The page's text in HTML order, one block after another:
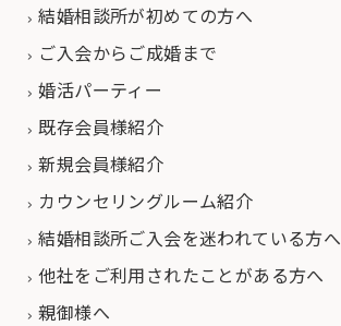
結婚相談所が初めての方へ
ご入会からご成婚まで
婚活パーティー
既存会員様紹介
新規会員様紹介
カウンセリングルーム紹介
結婚相談所ご入会を迷われている方へ
他社をご利用されたことがある方へ
親御様へ